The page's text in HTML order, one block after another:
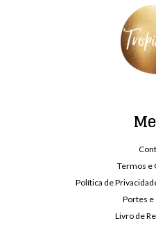
Termos e
Política de
Portes e
Livro de